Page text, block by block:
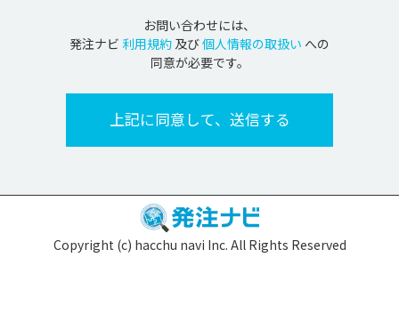
お問い合わせには、
発注ナビ 利用規約 及び個人情報の取扱い への
同意が必要です。
Copyright (c) hacchu navi Inc. All Rights Reserved